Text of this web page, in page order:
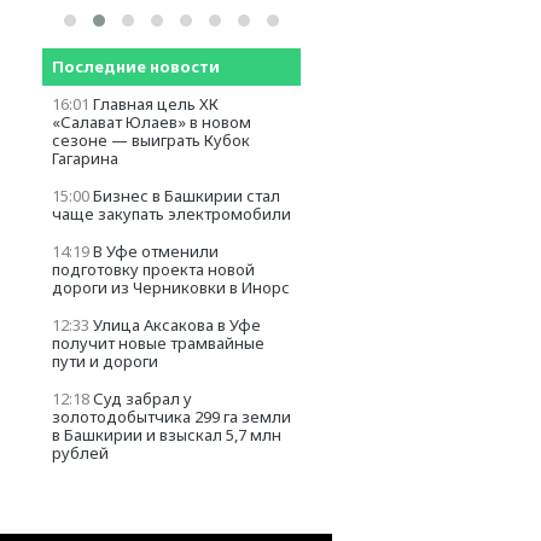
Последние новости
16:01 Главная цель ХК
«Салават Юлаев» в новом
сезоне — выиграть Кубок
Гагарина
15:00Бизнес в Башкирии стал
чаще закупать электромобили
14:19В Уфе отменили
подготовку проекта новой
дороги из Черниковки в Инорс
12:33 Улица Аксакова в Уфе
получит новые трамвайные
пути и дороги
12:18Суд забрал у
золотодобытчика 299 га земли
в Башкирии и взыскал 5,7 млн
рублей